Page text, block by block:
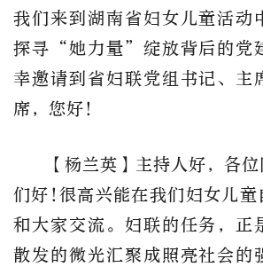
我们来到湖南省妇女儿童活动
探寻“她力量”绽放背后的党
幸邀请到省妇联党组书记、主
席，您好！
【杨兰英】主持人好，各
们好!很高兴能在我们妇女儿
和大家交流。妇联的任务，正
散发的微光汇聚成照亮社会的